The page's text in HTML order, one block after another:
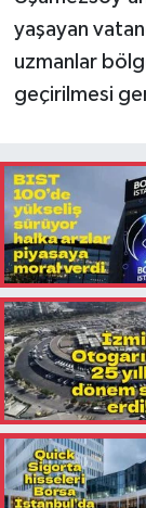
yaşayan
uzmanlar
geçirilmesi